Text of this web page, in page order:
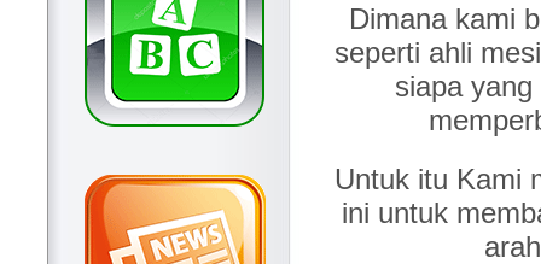
Dimana kami
seperti ahli
siapa
Untuk itu Kami
ini untuk